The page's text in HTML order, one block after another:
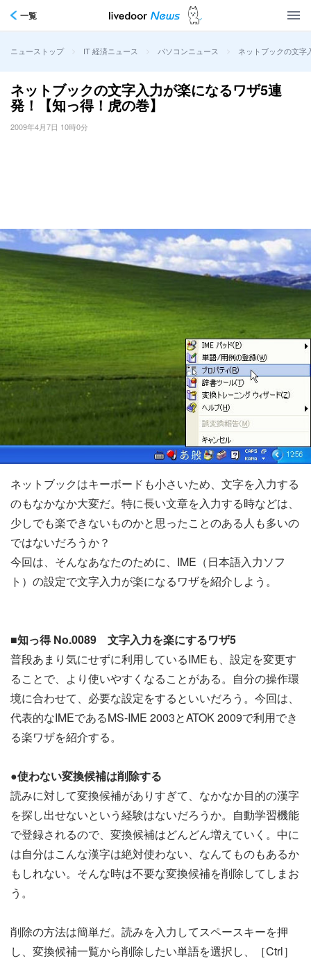
一覧
ニューストップ > IT 経済ニュース > パソコンニュース > ネットブックの文字
ネットブックの文字入力が楽になるワザ5連
発！【知っ得！虎の巻】
2009年4月7日 10時0分
ネットブックはキーボードも小さいため、文字を入力する
のもなかなか大変だ。特に長い文章を入力する時などは、
少しでも楽できないものかと思ったことのある人も多いの
ではないだろうか？
今回は、そんなあなたのために、IME（日本語入力ソフ
ト）の設定で文字入力が楽になるワザを紹介しよう。
■知っ得 No.0089 文字入力を楽にするワザ5
普段あまり気にせずに利用しているIMEも、設定を変更す
ることで、より使いやすくなることがある。自分の操作環
境に合わせて、必要な設定をするといいだろう。今回は、
代表的なIMEであるMS-IME 2003とATOK 2009で利用でき
る楽ワザを紹介する。
●使わない変換候補は削除する
読みに対して変換候補がありすぎて、なかなか目的の漢字
を探し出せないという経験はないだろうか。自動学習機能
で登録されるので、変換候補はどんどん増えていく。中に
は自分はこんな漢字は絶対使わない、なんてものもあるか
もしれない。そんな時は不要な変換候補を削除してしまお
う。
削除の方法は簡単だ。読みを入力してスペースキーを押
し、変換候補一覧から削除したい単語を選択し、［Ctrl］